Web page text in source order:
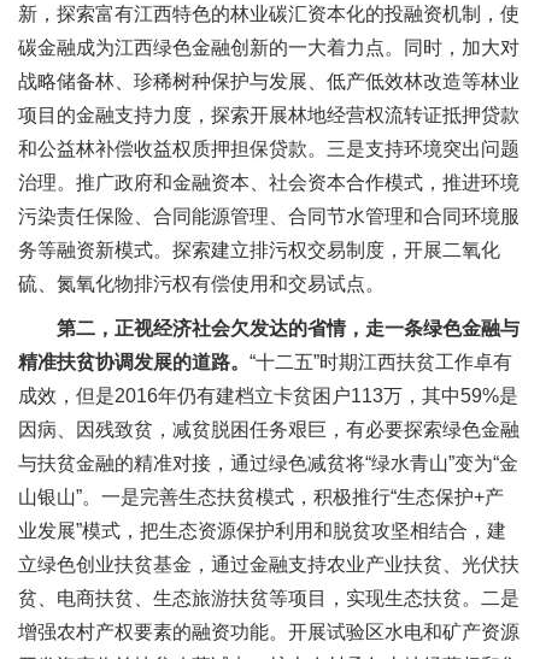
新，探索富有江西特色的林业碳汇资本化的投融资机制，使
碳金融成为江西绿色金融创新的一大着力点。同时，加大对
战略储备林、珍稀树种保护与发展、低产低效林改造等林业
项目的金融支持力度，探索开展林地经营权流转证抵押贷款
和公益林补偿收益权质押担保贷款。三是支持环境突出问题
治理。推广政府和金融资本、社会资本合作模式，推进环境
污染责任保险、合同能源管理、合同节水管理和合同环境服
务等融资新模式。探索建立排污权交易制度，开展二氧化
硫、氮氧化物排污权有偿使用和交易试点。
第二，正视经济社会欠发达的省情，走一条绿色金融与
精准扶贫协调发展的道路。 “十二五”时期江西扶贫工作卓有
成效，但是2016年仍有建档立卡贫困户113万，其中59%是
因病、因残致贫，减贫脱困任务艰巨，有必要探索绿色金融
与扶贫金融的精准对接，通过绿色减贫将“绿水青山”变为“金
山银山”。一是完善生态扶贫模式，积极推行“生态保护+产
业发展”模式，把生态资源保护利用和脱贫攻坚相结合，建
立绿色创业扶贫基金，通过金融支持农业产业扶贫、光伏扶
贫、电商扶贫、生态旅游扶贫等项目，实现生态扶贫。二是
增强农村产权要素的融资功能。开展试验区水电和矿产资源